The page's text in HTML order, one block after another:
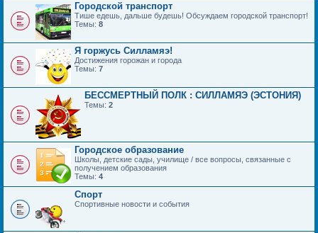
Городской транспорт
Тише едешь, дальше будешь! Обсуждаем городской транспорт!
Темы: 8
Я горжусь Силламяэ!
Достижения горожан и города
Темы: 7
БЕССМЕРТНЫЙ ПОЛК : СИЛЛАМЯЭ (ЭСТОНИЯ)
Темы: 2
Городское образование
Школы, детские сады, училище / все вопросы, связанные с
получением образования
Темы: 4
Спорт
Спортивные новости и события